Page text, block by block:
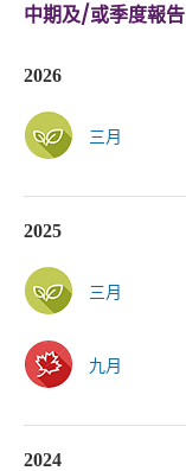
中期及/或季度報告
2026
三月
2025
三月
九月
2024